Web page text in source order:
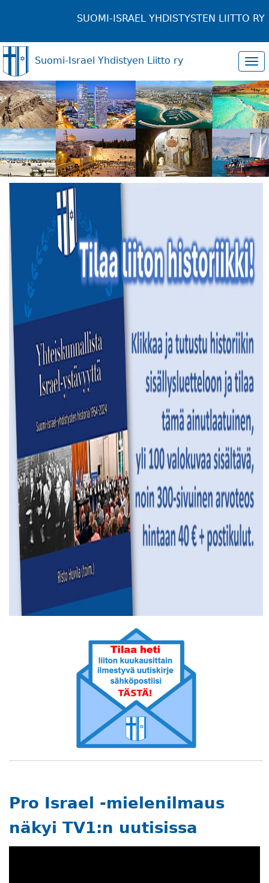
SUOMI-ISRAEL YHDISTYSTEN LIITTO RY
Suomi-Israel Yhdistyen Liitto ry
Pro Israel -mielenilmaus
näkyi TV1:n uutisissa